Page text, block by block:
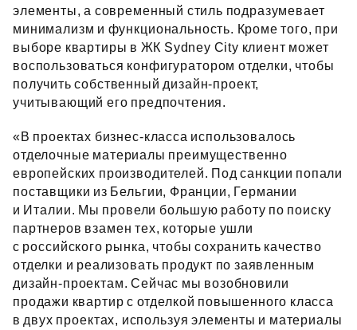
элементы, а современный стиль подразумевает
минимализм и функциональность. Кроме того, при
выборе квартиры в ЖК Sydney City клиент может
воспользоваться конфигуратором отделки, чтобы
получить собственный дизайн‑проект,
учитывающий его предпочтения.
«В проектах бизнес‑класса использовалось
отделочные материалы преимущественно
европейских производителей. Под санкции попали
поставщики из Бельгии, Франции, Германии
и Италии. Мы провели большую работу по поиску
партнеров взамен тех, которые ушли
с российского рынка, чтобы сохранить качество
отделки и реализовать продукт по заявленным
дизайн‑проектам. Сейчас мы возобновили
продажи квартир с отделкой повышенного класса
в двух проектах, используя элементы и материалы